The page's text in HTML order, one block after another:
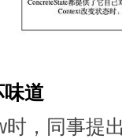
道
，同事提